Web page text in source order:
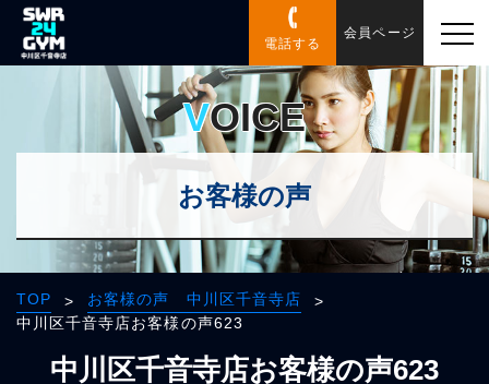
電話する
会員ページ
VOICE
お客様の声
TOP > お客様の声 中川区千音寺店
>
中川区千音寺店お客様の声623
中川区千音寺店お客様の声623